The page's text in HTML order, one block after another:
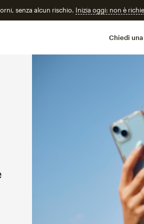
senza alcun rischio. Inizia oggi: non è
Chiedi